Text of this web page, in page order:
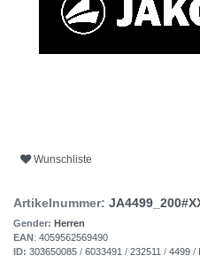
Wunschliste
Artikelnummer:
Gender: Herren
EAN: 4059562569490
ID: 303650085 / 6033491 / 232511 / 4499 /